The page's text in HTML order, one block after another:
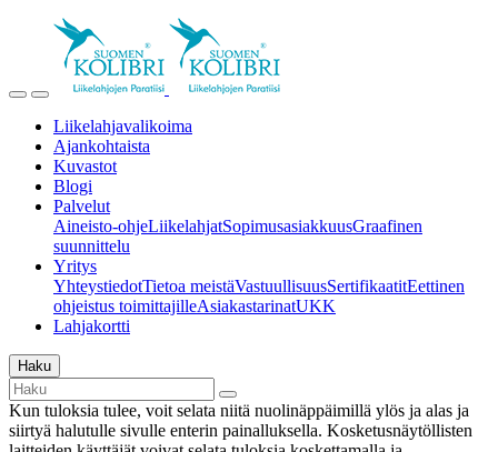
Liikelahjavalikoima
Ajankohtaista
Kuvastot
Blogi
Palvelut
Aineisto-ohjeLiikelahjatSopimusasiakkuusGraafinen
suunnittelu
Yritys
YhteystiedotTietoa meistäVastuullisuusSertifikaatitEettinen
ohjeistus toimittajilleAsiakastarinatUKK
Lahjakortti
Haku
Kun tuloksia tulee, voit selata niitä nuolinäppäimillä ylös ja alas ja
siirtyä halutulle sivulle enterin painalluksella. Kosketusnäytöllisten